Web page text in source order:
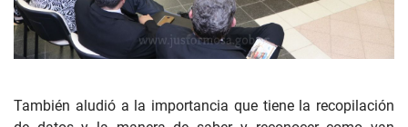
También aludió a la importancia que tiene la recopilación